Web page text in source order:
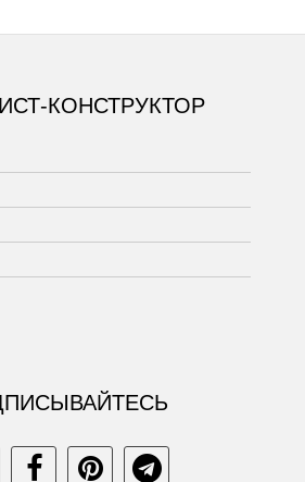
КОНСТРУКТОР